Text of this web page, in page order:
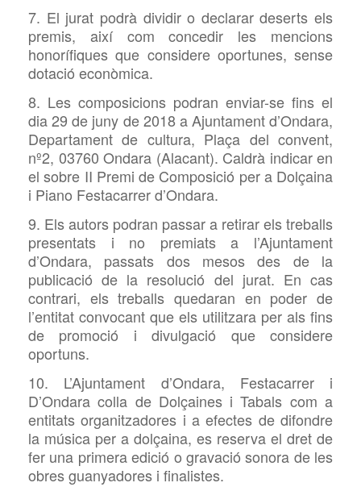
7. El jurat podrà dividir o declarar deserts els
premis, així com concedir les mencions
honorífiques que considere oportunes, sense
dotació econòmica.
8. Les composicions podran enviar-se fins el
dia 29 de juny de 2018 a Ajuntament d’Ondara,
Departament de cultura, Plaça del convent,
nº2, 03760 Ondara (Alacant). Caldrà indicar en
el sobre II Premi de Composició per a Dolçaina
i Piano Festacarrer d’Ondara.
9. Els autors podran passar a retirar els treballs
presentats i no premiats a l’Ajuntament
d’Ondara, passats dos mesos des de la
publicació de la resolució del jurat. En cas
contrari, els treballs quedaran en poder de
l’entitat convocant que els utilitzara per als fins
de promoció i divulgació que considere
oportuns.
10. L’Ajuntament d’Ondara, Festacarrer i
D’Ondara colla de Dolçaines i Tabals com a
entitats organitzadores i a efectes de difondre
la música per a dolçaina, es reserva el dret de
fer una primera edició o gravació sonora de les
obres guanyadores i finalistes.